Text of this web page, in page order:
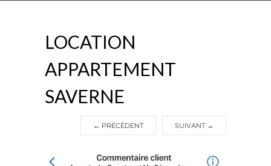
LOCATION
APPARTEMENT
SAVERNE
← PRÉCÉDENT SUIVANT →